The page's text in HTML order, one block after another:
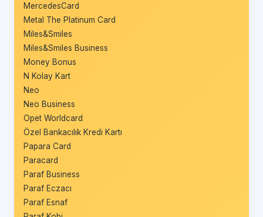
MercedesCard
Metal The Platinum Card
Miles&Smiles
Miles&Smiles Business
Money Bonus
N Kolay Kart
Neo
Neo Business
Opet Worldcard
Özel Bankacılık Kredi Kartı
Papara Card
Paracard
Paraf Business
Paraf Eczacı
Paraf Esnaf